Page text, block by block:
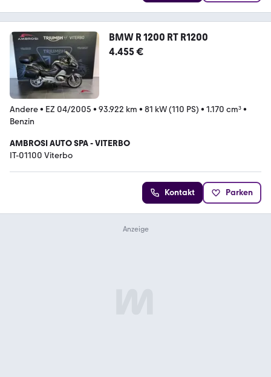
BMW R 1200 RT R1200
4.455 €
Andere• EZ 04/2005 • 93.922 km • 81 kW (110 PS) • 1.170 cm³•
Benzin
AMBROSI AUTO SPA - VITERBO
IT-01100 Viterbo
Kontakt Parken